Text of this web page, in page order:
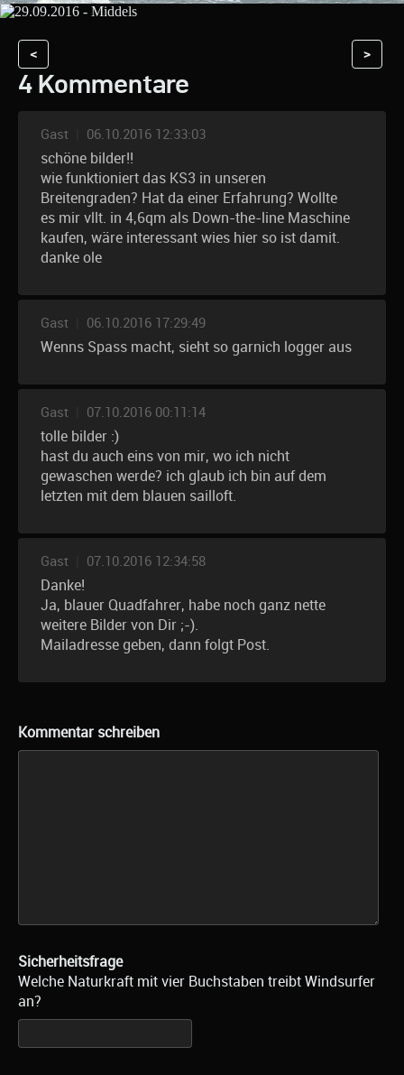
< >
4 Kommentare
Gast 06.10.2016 12:33:03
schöne bilder!!
wie funktioniert das KS3 in unseren
Breitengraden? Hat da einer Erfahrung? Wollte
es mir vllt. in 4,6qm als Down-the-line Maschine
kaufen, wäre interessant wies hier so ist damit.
danke ole
Gast 06.10.2016 17:29:49
Wenns Spass macht, sieht so garnich logger aus
Gast 07.10.2016 00:11:14
tolle bilder :)
hast du auch eins von mir, wo ich nicht
gewaschen werde? ich glaub ich bin auf dem
letzten mit dem blauen sailloft.
Gast 07.10.2016 12:34:58
Danke!
Ja, blauer Quadfahrer, habe noch ganz nette
weitere Bilder von Dir ;-).
Mailadresse geben, dann folgt Post.
Kommentar schreiben
Sicherheitsfrage
Welche Naturkraft mit vier Buchstaben treibt Windsurfer
an?